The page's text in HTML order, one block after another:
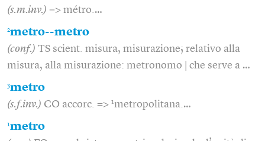
(s.m.inv.) => métro.…
2metro--metro
(conf.) TS scient. misura, misurazione; relativo alla
misura, alla misurazione: metronomo | che serve a …
3metro
(s.f.inv.) CO accorc. => 1metropolitana.…
1metro